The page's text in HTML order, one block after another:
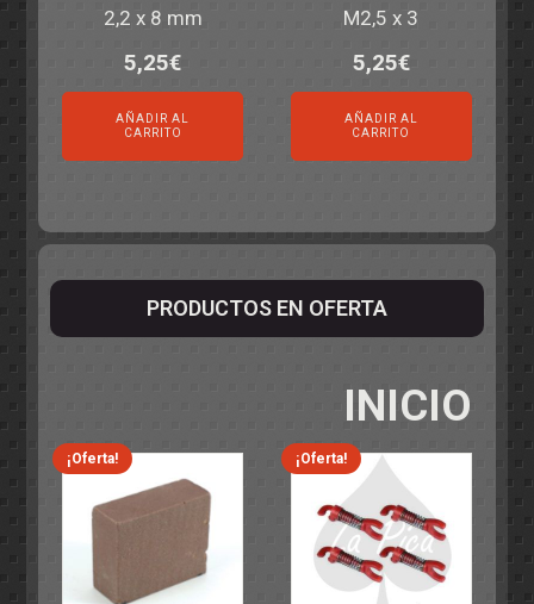
2,2 x 8 mm
5,25€
AÑADIR AL
CARRITO
M2,5 x 3
5,25€
AÑADIR AL
CARRITO
PRODUCTOS EN OFERTA
INICIO
¡Oferta! ¡Oferta!